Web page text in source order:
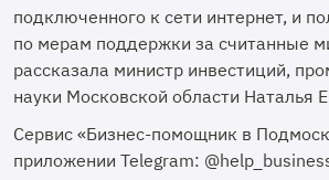
подключенного к сети интернет, и
по мерам поддержки за считанные
рассказала министр инвестиций,
науки Московской области Наталья
Сервис «Бизнес-помощник в
приложении Telegram: